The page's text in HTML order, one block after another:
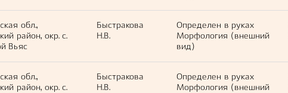
обл.,
район, окр. с.
Вьяс
Быстракова
Н.В.
Определен в руках
Морфология (внешний
вид)
обл.,
район, окр. с.
Быстракова
Н.В.
Определен в руках
Морфология (внешний